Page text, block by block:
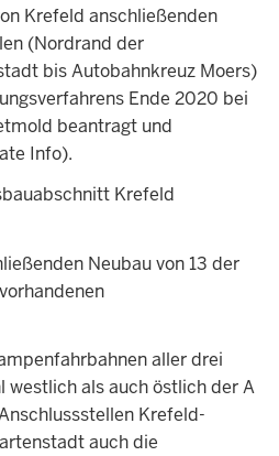
Krefeld anschließenden
(Nordrand der
bis Autobahnkreuz Moers)
Ende 2020 bei
beantragt und
Info).
Krefeld
Neubau von 13 der
aller drei
westlich als auch östlich der A
Krefeld-
auch die